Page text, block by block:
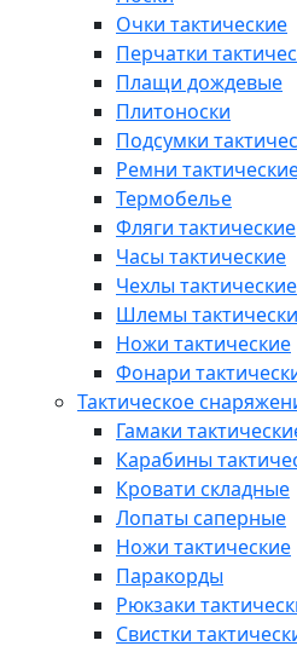
Очки тактические
Перчатки
Плащи дождевые
Плитоноски
Подсумки
Ремни
Термобелье
Фляги тактические
Часы тактические
Чехлы тактические
Шлемы
Ножи тактические
Фонари
Тактическое
Гамаки
Карабины
Кровати складные
Лопаты саперные
Ножи тактические
Паракорды
Рюкзаки
Свистки